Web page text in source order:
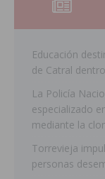
Educación
de Catral
La Policía
especializado
mediante la
Torrevieja
personas